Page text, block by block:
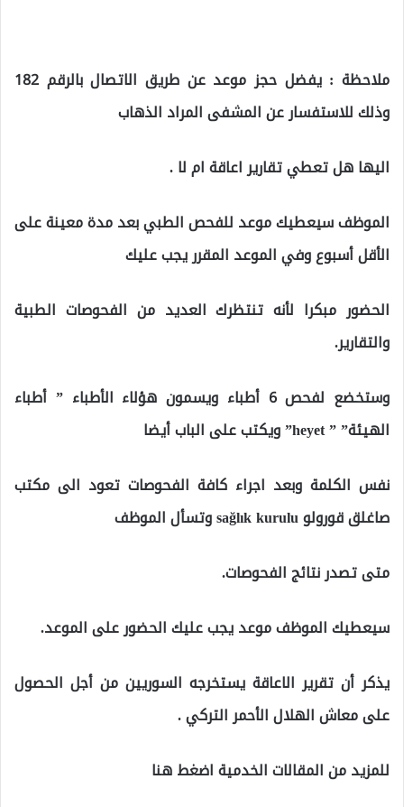
ملاحظة : يفضل حجز موعد عن طريق الاتصال بالرقم 182
وذلك للاستفسار عن المشفى المراد الذهاب
اليها هل تعطي تقارير اعاقة ام لا .
الموظف سيعطيك موعد للفحص الطبي بعد مدة معينة على
الأقل أسبوع وفي الموعد المقرر يجب عليك
الحضور مبكرا لأنه تنتظرك العديد من الفحوصات الطبية
والتقارير.
وستخضع لفحص 6 أطباء ويسمون هؤلاء الأطباء ” أطباء
الهيئة” ” heyet” ويكتب على الباب أيضا
نفس الكلمة وبعد اجراء كافة الفحوصات تعود الى مكتب
صاغلق قورولو sağlık kurulu وتسأل الموظف
متى تصدر نتائج الفحوصات.
سيعطيك الموظف موعد يجب عليك الحضور على الموعد.
يذكر أن تقرير الاعاقة يستخرجه السوريين من أجل الحصول
على معاش الهلال الأحمر التركي .
للمزيد من المقالات الخدمية اضغط هنا